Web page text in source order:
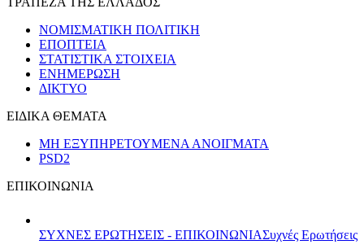
ΝΟΜΙΣΜΑΤΙΚΗ ΠΟΛΙΤΙΚΗ
ΕΠΟΠΤΕΙΑ
ΣΤΑΤΙΣΤΙΚΑ ΣΤΟΙΧΕΙΑ
ΕΝΗΜΕΡΩΣΗ
ΔΙΚΤΥΟ
ΕΙΔΙΚΑ ΘΕΜΑΤΑ
ΜΗ ΕΞΥΠΗΡΕΤΟΥΜΕΝΑ ΑΝΟΙΓΜΑΤΑ
PSD2
ΕΠΙΚΟΙΝΩΝΙΑ
ΣΥΧΝΕΣ ΕΡΩΤΗΣΕΙΣ - ΕΠΙΚΟΙΝΩΝΙΑΣυχνές Ερωτήσεις